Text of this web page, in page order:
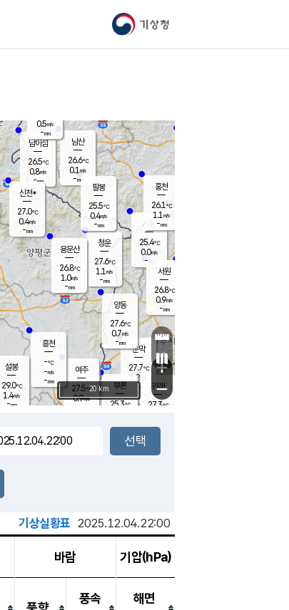
기상청
문막
27.7℃
1.8
mm
남이섬
26.5℃
0.8m/s
-mm
부론
25.3℃
남산
26.6℃
0.1 m/s
-mm
청운
27.6℃
1.1 m/s
-mm
팔봉
25.5℃
0.4m/s
-mm
여주
27.5℃
0.9m/s
양동
27.6℃
0.7m/s
-mm
장호원
0.5m/s
-mm
신천*
27.0℃
0.4m/s
-mm
흥천
-℃
-m/s
-mm
설봉
29.0℃
1.4m/s
-mm
시동
25.4℃
0.0m/s
- mm
귀래
27.3℃
서원
26.8℃
0.9m/s
-mm
용문산
26.8℃
1.0m/s
-mm
홍천
26.1℃
1.1 m/s
-mm
+
−
20 km
기상실황표 2025.12.04.22:00
바람 기압(hPa)
풍속
해면